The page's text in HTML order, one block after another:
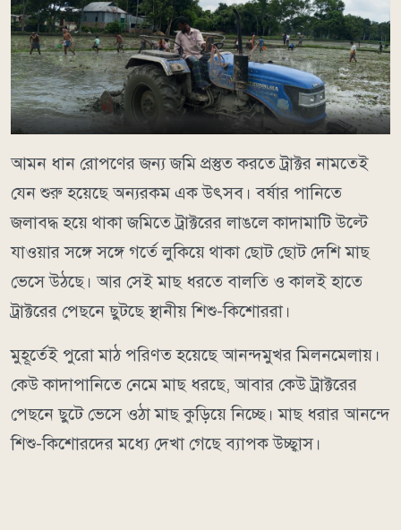
আমন ধান রোপণের জন্য জমি প্রস্তুত করতে ট্রাক্টর নামতেই
যেন শুরু হয়েছে অন্যরকম এক উৎসব। বর্ষার পানিতে
জলাবদ্ধ হয়ে থাকা জমিতে ট্রাক্টরের লাঙলে কাদামাটি উল্টে
যাওয়ার সঙ্গে সঙ্গে গর্তে লুকিয়ে থাকা ছোট ছোট দেশি মাছ
ভেসে উঠছে। আর সেই মাছ ধরতে বালতি ও কালই হাতে
ট্রাক্টরের পেছনে ছুটছে স্থানীয় শিশু-কিশোররা।
মুহূর্তেই পুরো মাঠ পরিণত হয়েছে আনন্দমুখর মিলনমেলায়।
কেউ কাদাপানিতে নেমে মাছ ধরছে, আবার কেউ ট্রাক্টরের
পেছনে ছুটে ভেসে ওঠা মাছ কুড়িয়ে নিচ্ছে। মাছ ধরার আনন্দে
শিশু-কিশোরদের মধ্যে দেখা গেছে ব্যাপক উচ্ছ্বাস।